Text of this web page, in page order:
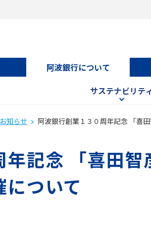
阿波銀行について
サステナビリテ
知らせ 阿波銀行創業１３０周年記念 「喜
年記念 「喜田
ついて